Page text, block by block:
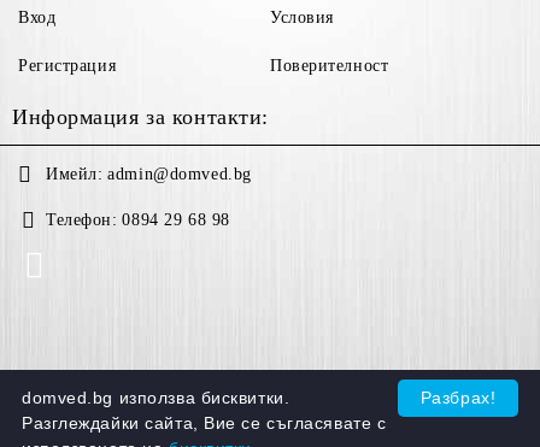
Вход
Регистрация
Условия
Поверителност
Информация за контакти:
Имейл: admin@domved.bg
Телефон: 0894 29 68 98
Разбрах!
domved.bg използва бисквитки.
Разглеждайки сайта, Вие се съгласявате с